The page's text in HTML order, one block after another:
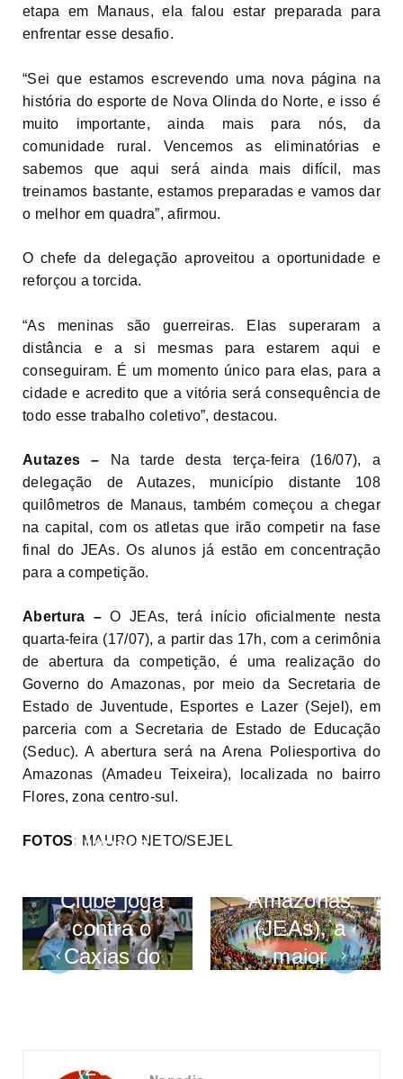
etapa em Manaus, ela falou estar preparada para
enfrentar esse desafio.
“Sei que estamos escrevendo uma nova página na
história do esporte de Nova Olinda do Norte, e isso é
muito importante, ainda mais para nós, da
comunidade rural. Vencemos as eliminatórias e
sabemos que aqui será ainda mais difícil, mas
treinamos bastante, estamos preparadas e vamos dar
o melhor em quadra”, afirmou.
O chefe da delegação aproveitou a oportunidade e
reforçou a torcida.
“As meninas são guerreiras. Elas superaram a
distância e a si mesmas para estarem aqui e
conseguiram. É um momento único para elas, para a
cidade e acredito que a vitória será consequência de
todo esse trabalho coletivo”, destacou.
Autazes – Na tarde desta terça-feira (16/07), a
delegação de Autazes, município distante 108
quilômetros de Manaus, também começou a chegar
na capital, com os atletas que irão competir na fase
final do JEAs. Os alunos já estão em concentração
para a competição.
Abertura – O JEAs, terá início oficialmente nesta
quarta-feira (17/07), a partir das 17h, com a cerimônia
de abertura da competição, é uma realização do
Governo do Amazonas, por meio da Secretaria de
Estado de Juventude, Esportes e Lazer (Sejel), em
parceria com a Secretaria de Estado de Educação
(Seduc). A abertura será na Arena Poliesportiva do
Amazonas (Amadeu Teixeira), localizada no bairro
Flores, zona centro-sul.
FOTOS: MAURO NETO/SEJEL
Manaus
Clube joga
contra o
Caxias do
(20/07)
Amazonas
(JEAs), a
maior